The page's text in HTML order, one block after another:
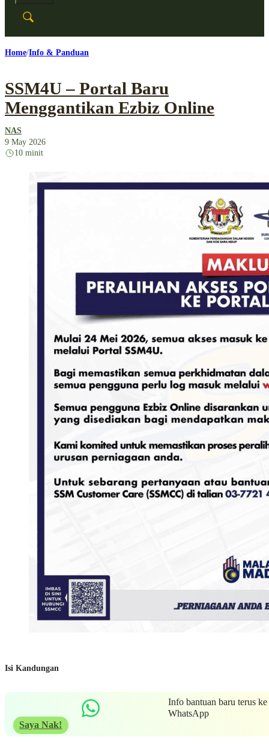
Home Info & Panduan
SSM4U – Portal Baru
Menggantikan Ezbiz Online
NAS
9 May 2026
10 minit
Isi Kandungan
Info bantuan baru terus ke
WhatsApp
Saya Nak!